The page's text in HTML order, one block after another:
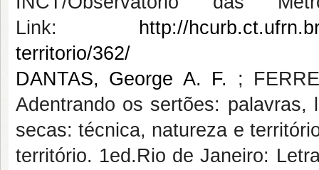
Link:
http://
territorio/362/
DANTAS, George A. F.
;
Adentrando os sertões:
secas: técnica, natureza e
território. 1ed.Rio de Janeiro: